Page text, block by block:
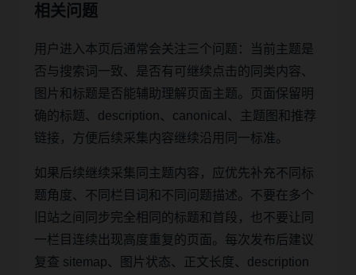
相关问题
用户进入本页后通常会关注三个问题：当前主题是
否与搜索词一致、是否有可继续点击的同类内容、
图片和标题是否能辅助理解页面主题。页面保留明
确的标题、description、canonical、主题图和推荐
链接，方便后续采集内容继续沿用同一标准。
如果后续继续采集同主题内容，应优先补充不同标
题角度、不同栏目词和不同问题描述。不要在多个
旧站之间同步完全相同的标题和首段，也不要让同
一栏目连续出现高度重复的页面。每次发布后建议
复查 sitemap、图片状态、正文长度、description